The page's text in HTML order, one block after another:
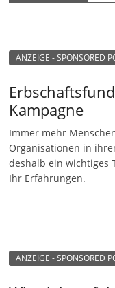
ANZEIGE - SPONSORED
Kampagne
Immer mehr
Organisationen in
deshalb ein wichtiges
Ihr Erfahrungen.
ANZEIGE - SPONSORED